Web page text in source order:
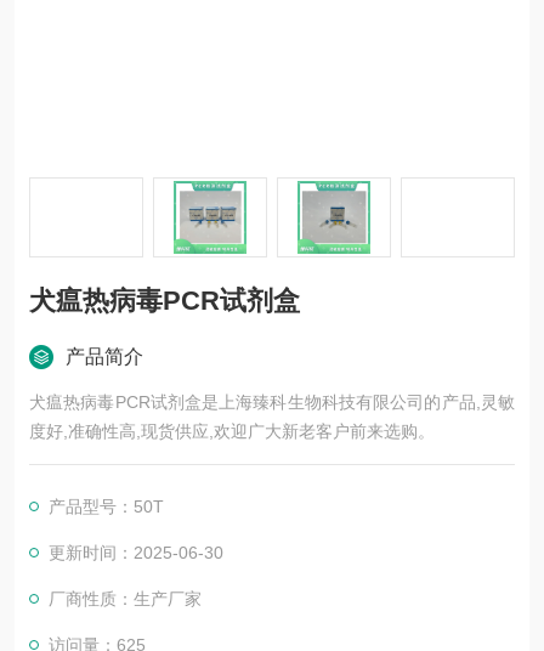
犬瘟热病毒PCR试剂盒
产品简介
犬瘟热病毒PCR试剂盒是上海臻科生物科技有限公司的产品,灵敏
度好,准确性高,现货供应,欢迎广大新老客户前来选购。
产品型号：50T
更新时间：2025-06-30
厂商性质：生产厂家
访问量：625